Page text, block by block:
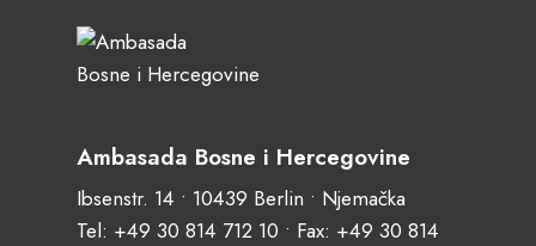
Ambasada Bosne i Hercegovine
Ibsenstr. 14 • 10439 Berlin • Njemačka
Tel: +49 30 814 712 10 • Fax: +49 30 814